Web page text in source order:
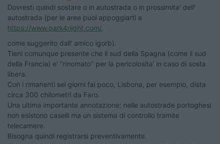
Dovresti quindi sostare o in autostrada o in prossimita' dell'
autostrada (per le aree puoi appoggiarti a
https://www.park4night.com/,
come suggerito dall' amico igorb).
Tieni comunque presente che il sud della Spagna (come il sud
della Francia) e' "rinomato" per la pericolosita' in caso di sosta
libera.
Con i rimanenti sei giorni fai poco, Lisbona, per esempio, dista
circa 300 chilometri da Faro.
Una ultima importante annotazione: nelle autostrade portoghesi
non esistono caselli ma un sistema di controllo tramite
telecamere.
Bisogna quindi registrarsi preventivamente.